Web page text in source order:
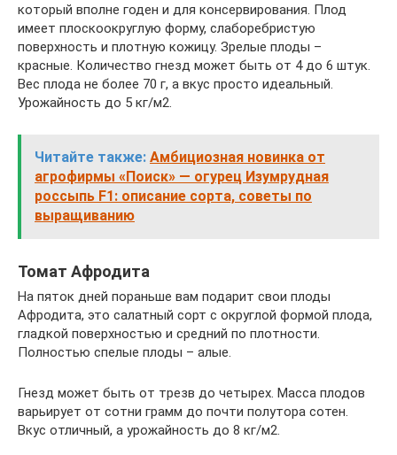
который вполне годен и для консервирования. Плод
имеет плоскоокруглую форму, слаборебристую
поверхность и плотную кожицу. Зрелые плоды –
красные. Количество гнезд может быть от 4 до 6 штук.
Вес плода не более 70 г, а вкус просто идеальный.
Урожайность до 5 кг/м2.
Читайте также: Амбициозная новинка от
агрофирмы «Поиск» — огурец Изумрудная
россыпь F1: описание сорта, советы по
выращиванию
Томат Афродита
На пяток дней пораньше вам подарит свои плоды
Афродита, это салатный сорт с округлой формой плода,
гладкой поверхностью и средний по плотности.
Полностью спелые плоды – алые.
Гнезд может быть от трезв до четырех. Масса плодов
варьирует от сотни грамм до почти полутора сотен.
Вкус отличный, а урожайность до 8 кг/м2.